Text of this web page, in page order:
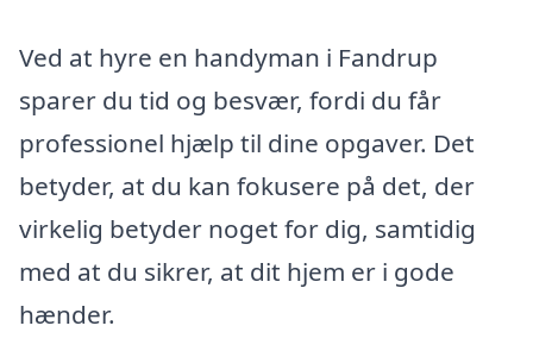
Ved at hyre en handyman i Fandrup
sparer du tid og besvær, fordi du får
professionel hjælp til dine opgaver. Det
betyder, at du kan fokusere på det, der
virkelig betyder noget for dig, samtidig
med at du sikrer, at dit hjem er i gode
hænder.